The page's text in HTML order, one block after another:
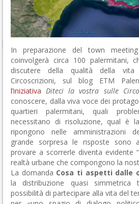
In preparazione del town
coinvolgerà circa 100 palermitani,
discutere della qualità della
Circoscrizioni, sul blog ETM
l’iniziativa Diteci la vostra sulle
conoscere, dalla viva voce dei
quartieri palermitani, quali
necessitano di risoluzione, qual è
ripongono nelle amministrazioni
grande sorpresa le risposte sono
provare a scorrerle diventa evidente
realtà urbane che compongono la
La domanda Cosa ti aspetti dalle
la distribuzione quasi
possibilità di partecipare alla vita del